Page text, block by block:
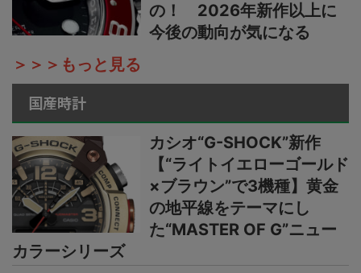
の！ 2026年新作以上に
今後の動向が気になる
＞＞＞もっと見る
国産時計
カシオ“G-SHOCK”新作
【“ライトイエローゴールド
×ブラウン”で3機種】黄金
の地平線をテーマにし
た“MASTER OF G”ニュー
カラーシリーズ